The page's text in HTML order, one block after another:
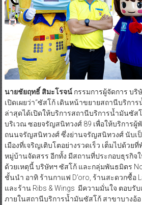
นายชัยฤทธิ์ สิมะโรจน์กรรมการผู้จัดการ บริ
เปิดเผยว่า“ซัสโก้ เดินหน้าขยายสถานีบริกา
ล่าสุดได้เปิดให้บริการสถานีบริการน้ำมันซัส
บริเวณ ซอยจรัญสนิทวงศ์ 89 เพื่อให้บริการ
ถนนจรัญสนิทวงศ์ ซึ่งย่านจรัญสนิทวงศ์ นับเ
เมืองที่เจริญเติบโตอย่างรวดเร็ว เต็มไปด้วย
หมู่บ้านจัดสรร อีกทั้ง มีสถานที่ประกอบธุรกิจ
ด้วยเหตุนี้ บริษัทฯ ซัสโก้ และกลุ่มพันธมิตร
ชั้นนำ อาทิ ร้านกาแฟ D’oro, ร้านสะดวกซื้อ
และร้าน Ribs & Wings มีความมั่นใจ ตอบรับ
ภายในสถานีบริการน้ำมันซัสโก้ สาขาบางอ้